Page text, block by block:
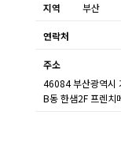
지역 부산
연락처
주소
46084 부산광역시
B동 한샘2F 프렌치